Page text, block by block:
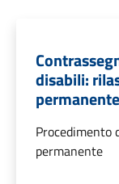
disabili:
permanente
Procedimento
permanente